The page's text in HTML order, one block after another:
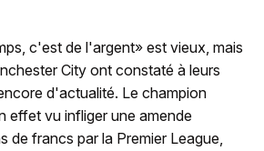
c'est de l'argent» est vieux, mais
City ont constaté à leurs
d'actualité. Le champion
effet vu infliger une amende
de francs par la Premier League,